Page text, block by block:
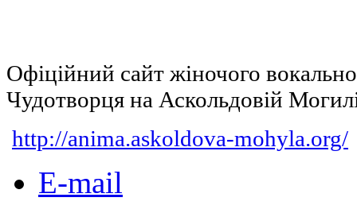
Офіційний сайт жіночого
Чудотворця на Аскольдовій
http://anima.askoldova-mohyla.org/
E-mail